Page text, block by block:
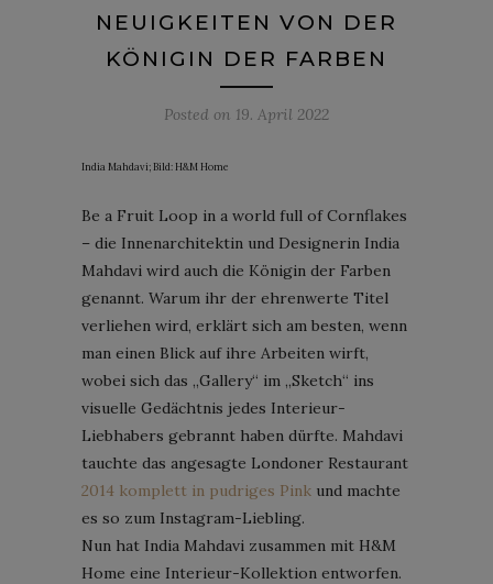
NEUIGKEITEN VON DER
KÖNIGIN DER FARBEN
Posted on 19. April 2022
India Mahdavi; Bild: H&M Home
Be a Fruit Loop in a world full of Cornflakes
– die Innenarchitektin und Designerin India
Mahdavi wird auch die Königin der Farben
genannt. Warum ihr der ehrenwerte Titel
verliehen wird, erklärt sich am besten, wenn
man einen Blick auf ihre Arbeiten wirft,
wobei sich das „Gallery“ im „Sketch“ ins
visuelle Gedächtnis jedes Interieur-
Liebhabers gebrannt haben dürfte. Mahdavi
tauchte das angesagte Londoner Restaurant
2014 komplett in pudriges Pink und machte
es so zum Instagram-Liebling.
Nun hat India Mahdavi zusammen mit H&M
Home eine Interieur-Kollektion entworfen.